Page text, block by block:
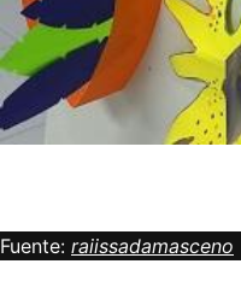
Fuente: raiissadamasceno